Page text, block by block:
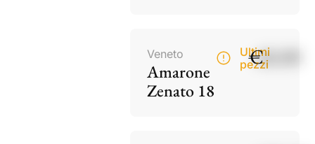
Veneto
Amarone
Zenato 18
Ultimi
pezzi
€60,00